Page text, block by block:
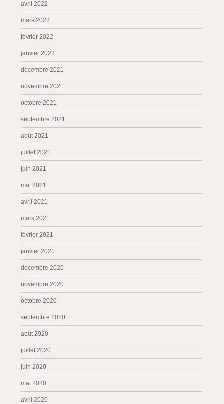
avril 2022
mars 2022
février 2022
janvier 2022
décembre 2021
novembre 2021
octobre 2021
septembre 2021
août 2021
juillet 2021
juin 2021
mai 2021
avril 2021
mars 2021
février 2021
janvier 2021
décembre 2020
novembre 2020
octobre 2020
septembre 2020
août 2020
juillet 2020
juin 2020
mai 2020
avril 2020